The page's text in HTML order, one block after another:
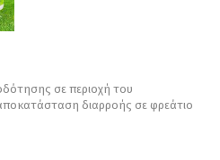
σε περιοχή του
διαρροής σε φρεάτιο